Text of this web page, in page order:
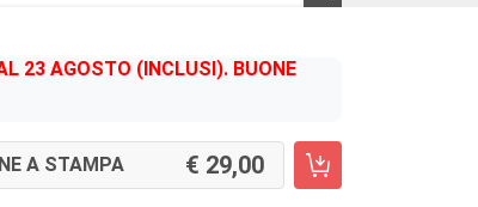
23 AGOSTO (INCLUSI). BUONE
A STAMPA 29,00